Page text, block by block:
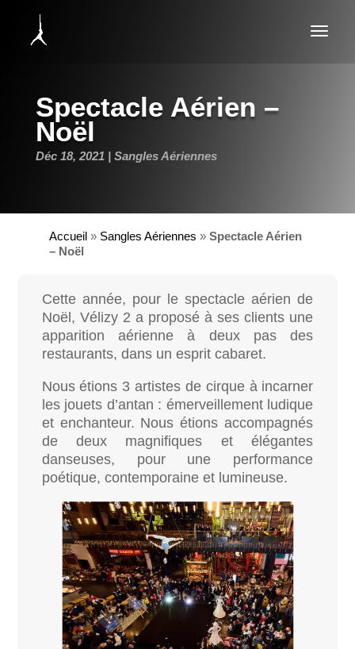
Spectacle Aérien –
Noël
Déc 18, 2021 Sangles Aériennes
Accueil » Sangles Aériennes »Spectacle Aérien
– Noël
Cette année, pour le spectacle aérien de
Noël, Vélizy 2 a proposé à ses clients une
apparition aérienne à deux pas des
restaurants, dans un esprit cabaret.
Nous étions 3 artistes de cirque à incarner
les jouets d’antan : émerveillement ludique
et enchanteur. Nous étions accompagnés
de deux magnifiques et élégantes
danseuses, pour une performance
poétique, contemporaine et lumineuse.